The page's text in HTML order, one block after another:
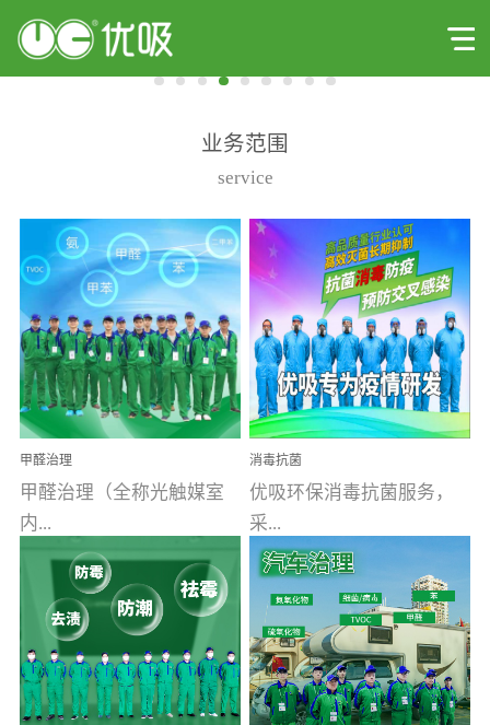
业务范围
service
甲醛治理
甲醛治理（全称光触媒室
内...
空气污染净化治理）工业
文明的进步，创造了多姿
多彩的家居产品和生活情
调，但也带来了以甲醛为
消毒抗菌
优吸环保消毒抗菌服务，
采...
用行业公认奥维牌消毒
液，具备杀死人体冠状病
毒的功效，杀菌率
99.99%。相对于传统消毒